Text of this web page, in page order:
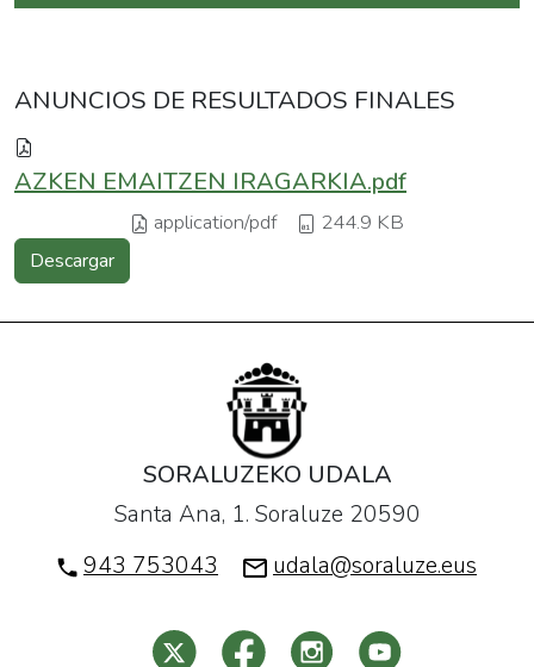
ANUNCIOS DE RESULTADOS FINALES
AZKEN EMAITZEN IRAGARKIA.pdf
application/pdf 244.9 KB
Descargar
SORALUZEKO UDALA
Santa Ana, 1. Soraluze 20590
943 753043
udala@soraluze.eus